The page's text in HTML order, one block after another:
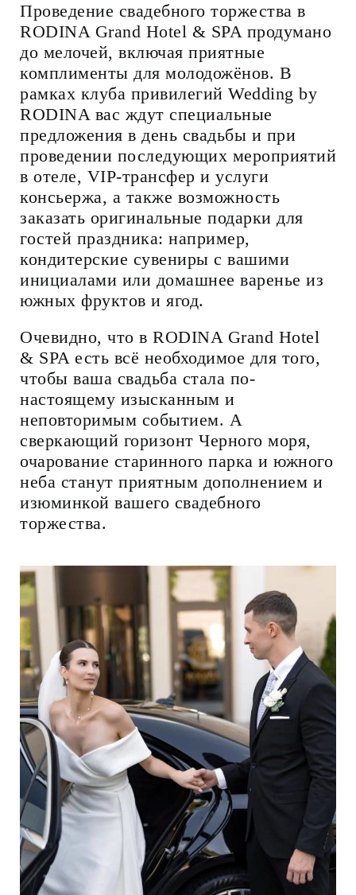
Проведение свадебного торжества в
RODINA Grand Hotel & SPA продумано
до мелочей, включая приятные
комплименты для молодожёнов. В
рамках клуба привилегий Wedding by
RODINA вас ждут специальные
предложения в день свадьбы и при
проведении последующих мероприятий
в отеле, VIP-трансфер и услуги
консьержа, а также возможность
заказать оригинальные подарки для
гостей праздника: например,
кондитерские сувениры с вашими
инициалами или домашнее варенье из
южных фруктов и ягод.
Очевидно, что в RODINA Grand Hotel
& SPA есть всё необходимое для того,
чтобы ваша свадьба стала по-
настоящему изысканным и
неповторимым событием. А
сверкающий горизонт Черного моря,
очарование старинного парка и южного
неба станут приятным дополнением и
изюминкой вашего свадебного
торжества.